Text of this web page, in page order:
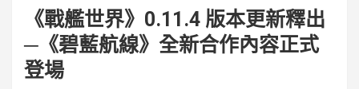
《戰艦世界》0.11.4 版本更新釋出
─《碧藍航線》全新合作內容正式
登場